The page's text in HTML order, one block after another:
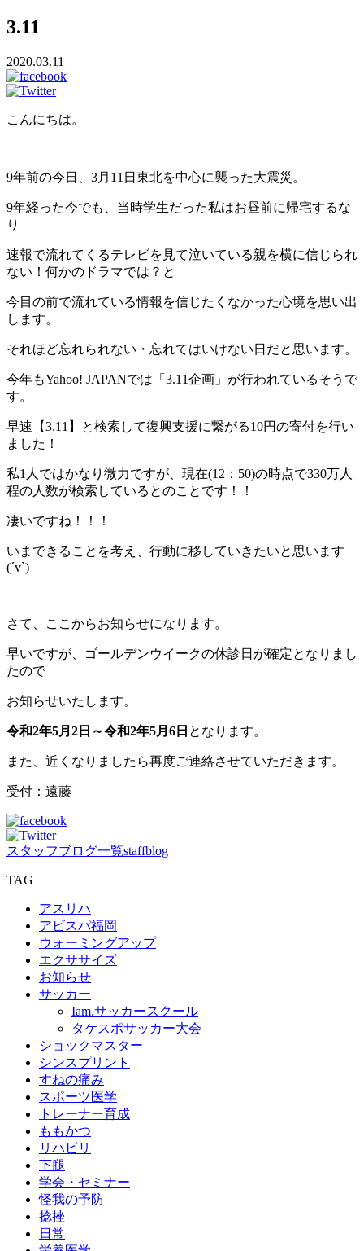
3.11
2020.03.11
こんにちは。
9年前の今日、3月11日東北を中心に襲った大震災。
9年経った今でも、当時学生だった私はお昼前に帰宅するな
り
速報で流れてくるテレビを見て泣いている親を横に信じられ
ない！何かのドラマでは？と
今目の前で流れている情報を信じたくなかった心境を思い出
します。
それほど忘れられない・忘れてはいけない日だと思います。
今年もYahoo! JAPANでは「3.11企画」が行われているそうで
す。
早速【3.11】と検索して復興支援に繋がる10円の寄付を行い
ました！
私1人ではかなり微力ですが、現在(12：50)の時点で330万人
程の人数が検索しているとのことです！！
凄いですね！！！
いまできることを考え、行動に移していきたいと思います
(´v`)
さて、ここからお知らせになります。
早いですが、ゴールデンウイークの休診日が確定となりまし
たので
お知らせいたします。
令和2年5月2日～令和2年5月6日 となります。
また、近くなりましたら再度ご連絡させていただきます。
受付：遠藤
スタッフブログ一覧staffblog
TAG
アスリハ
アビスパ福岡
ウォーミングアップ
エクササイズ
お知らせ
サッカー
Iam.サッカースクール
タケスポサッカー大会
ショックマスター
シンスプリント
すねの痛み
スポーツ医学
トレーナー育成
ももかつ
リハビリ
下腿
学会・セミナー
怪我の予防
捻挫
日常